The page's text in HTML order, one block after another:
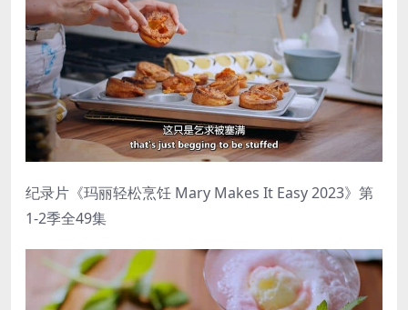
纪录片《玛丽轻松烹饪 Mary Makes It Easy 2023》第
1-2季全49集